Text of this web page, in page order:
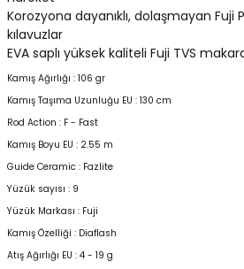
Korozyona dayanıklı, dolaşmayan Fuji
kılavuzlar
EVA saplı yüksek kaliteli Fuji TVS
Kamış Ağırlığı : 106 gr
Kamış Taşıma Uzunluğu EU : 130 cm
Rod Action : F - Fast
Kamış Boyu EU : 2.55 m
Guide Ceramic : Fazlite
Yüzük sayısı : 9
Yüzük Markası : Fuji
Kamış Özelliği : Diaflash
Atış Ağırlığı EU : 4 - 19 g